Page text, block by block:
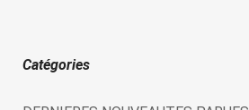
Catégories